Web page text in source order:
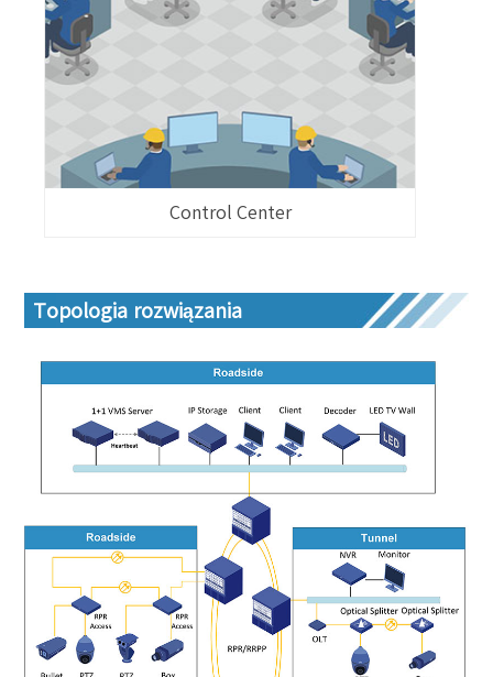
Control Center
Topologia rozwiązania